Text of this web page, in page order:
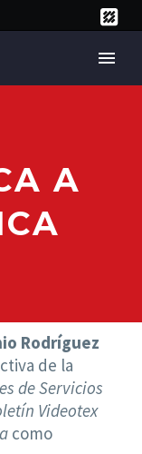
A
Rodríguez
de la
de Servicios
Videotex
como